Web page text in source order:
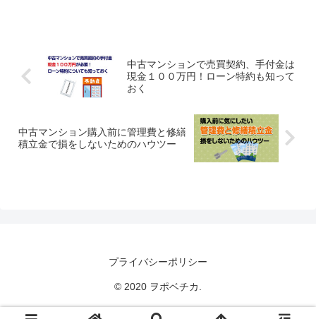
中古マンションで売買契約、手付金は
現金１００万円！ローン特約も知って
おく
中古マンション購入前に管理費と修繕
積立金で損をしないためのハウツー
プライバシーポリシー
© 2020 ヲポベチカ.